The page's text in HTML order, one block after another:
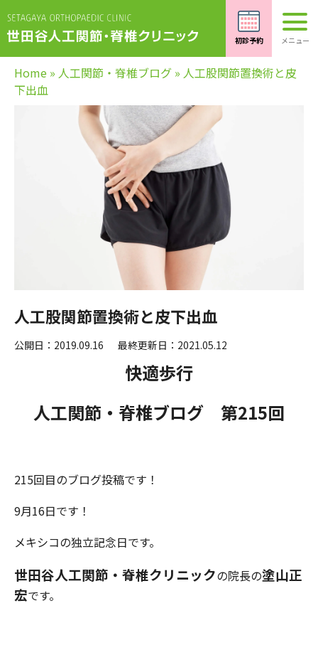
Home » 人工関節・脊椎ブログ » 人工股関節置換術と皮
下出血
人工股関節置換術と皮下出血
公開日：2019.09.16 最終更新日：2021.05.12
快適歩行
人工関節・脊椎ブログ 第215回
215回目のブログ投稿です！
9月16日です！
メキシコの独立記念日です。
世田谷人工関節・脊椎クリニックの院長の塗山正
宏です。